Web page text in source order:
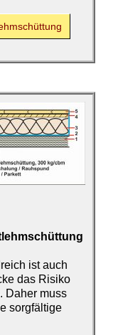
ist auch
das Risiko
Daher muss
sorgfältige